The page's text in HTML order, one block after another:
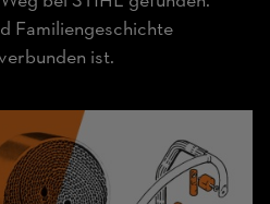
Familiengeschichte
ist.